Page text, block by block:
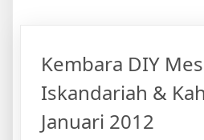
Kembara DIY
Iskandariah &
Januari 2012